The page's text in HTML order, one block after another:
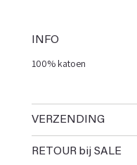
INFO
100% katoen
VERZENDING
RETOUR bij SALE